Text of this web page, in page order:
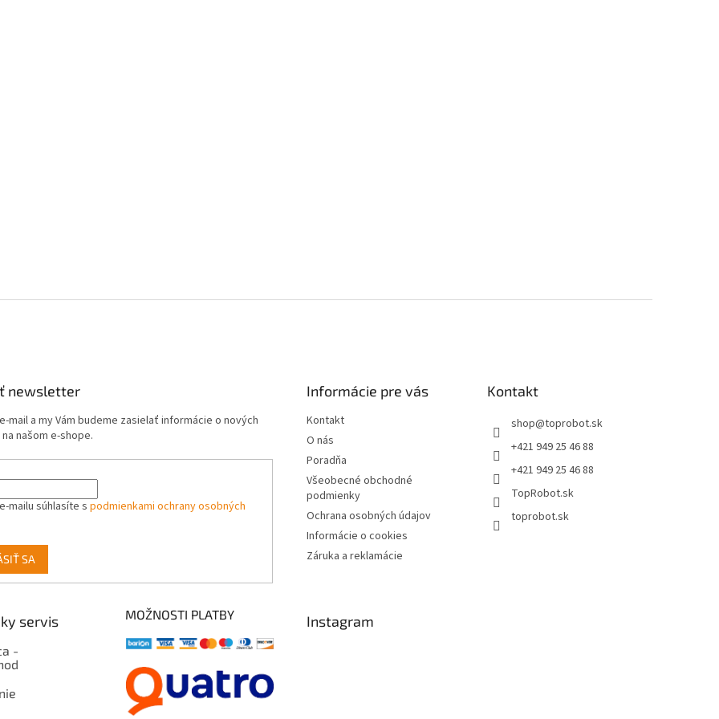
newsletter
mail a my Vám budeme zasielať informácie o nových
našom e-shope.
mailu súhlasíte s podmienkami ochrany osobných
SA
Informácie pre vás
Kontakt
O nás
Poradňa
Všeobecné obchodné
podmienky
Ochrana osobných údajov
Informácie o cookies
Záruka a reklamácie
Kontakt
shop@toprobot.sk
+421 949 25 46 88
+421 949 25 46 88
TopRobot.sk
toprobot.sk
servis
-
MOŽNOSTI PLATBY Instagram